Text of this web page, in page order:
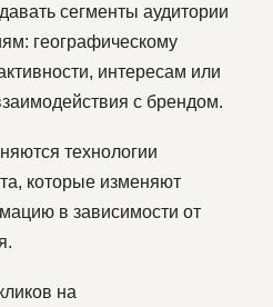
сегменты аудитории
географическому
интересам или
с брендом.
технологии
которые изменяют
в зависимости от
на